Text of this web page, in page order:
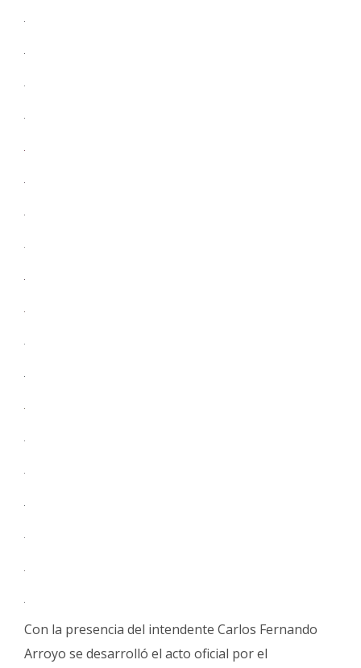
Con la presencia del intendente Carlos Fernando
Arroyo se desarrolló el acto oficial por el